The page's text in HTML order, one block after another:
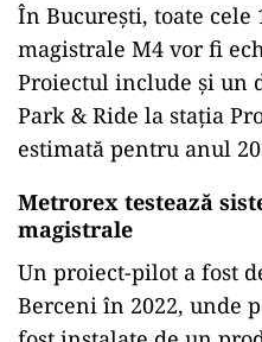
În București, toate
magistrale M4 vor fi
Proiectul include și un
Park & Ride la stația
estimată pentru anul
Metrorex testează
magistrale
Un proiect-pilot a fost
Berceni în 2022, unde